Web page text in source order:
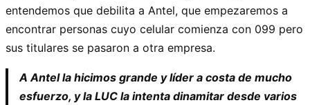
entendemos que debilita a Antel, que empezaremos a
encontrar personas cuyo celular comienza con 099 pero
sus titulares se pasaron a otra empresa.
A Antel la hicimos grande y líder a costa de mucho
esfuerzo, y la LUC la intenta dinamitar desde varios